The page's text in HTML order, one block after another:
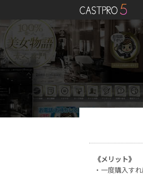
《メリット》
・一度購入す